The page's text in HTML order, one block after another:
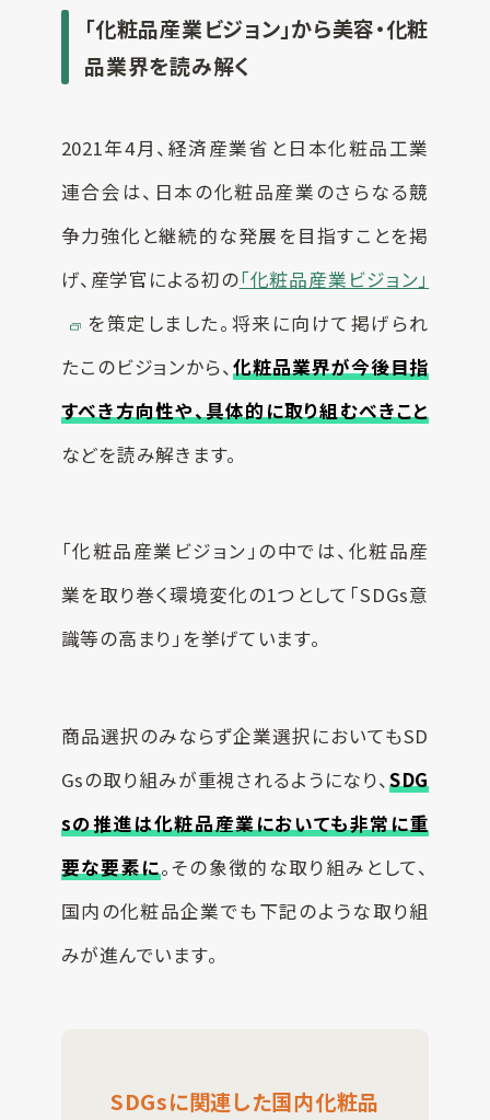
「化粧品産業ビジョン」から美容・化粧
品業界を読み解く
2021年4月、経済産業省と日本化粧品工業
連合会は、日本の化粧品産業のさらなる競
争力強化と継続的な発展を目指すことを掲
げ、産学官による初の「化粧品産業ビジョン」
を策定しました。将来に向けて掲げられ
たこのビジョンから、化粧品業界が今後目指
すべき方向性や、具体的に取り組むべきこと
などを読み解きます。
「化粧品産業ビジョン」の中では、化粧品産
業を取り巻く環境変化の1つとして「SDGs意
識等の高まり」を挙げています。
商品選択のみならず企業選択においてもSD
Gsの取り組みが重視されるようになり、SDG
sの推進は化粧品産業においても非常に重
要な要素に。その象徴的な取り組みとして、
国内の化粧品企業でも下記のような取り組
みが進んでいます。
SDGsに関連した国内化粧品